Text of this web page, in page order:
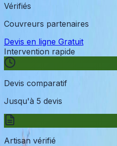
Vérifiés
Couvreurs partenaires
Devis en ligne Gratuit
Intervention rapide
Devis comparatif
Jusqu'à 5 devis
Artisan vérifié